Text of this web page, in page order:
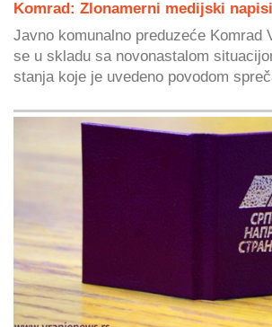
Komrad: Zlonamerni medijski napisi
Javno komunalno preduzeće Komrad
se u skladu sa novonastalom
stanja koje je uvedeno povodom